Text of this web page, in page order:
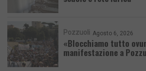
Pozzuoli Agosto 6, 2026
«Blocchiamo tutto
manifestazione a